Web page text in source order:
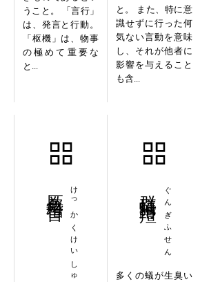
うこと。 「言行」
は、発言と行動。
「枢機」は、物事
の極めて重要な
と...
と。 また、特に意
識せずに行った何
気ない言動を意味
し、それが他者に
影響を与えること
も含...
けっかくけいしゅ ぐんぎふせん
多くの蟻が生臭い